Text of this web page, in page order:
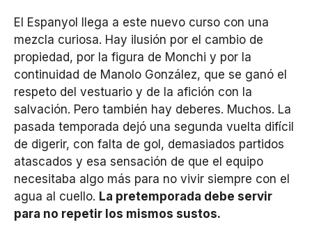
El Espanyol llega a este nuevo curso con una
mezcla curiosa. Hay ilusión por el cambio de
propiedad, por la figura de Monchi y por la
continuidad de Manolo González, que se ganó el
respeto del vestuario y de la afición con la
salvación. Pero también hay deberes. Muchos. La
pasada temporada dejó una segunda vuelta difícil
de digerir, con falta de gol, demasiados partidos
atascados y esa sensación de que el equipo
necesitaba algo más para no vivir siempre con el
agua al cuello. La pretemporada debe servir
para no repetir los mismos sustos.